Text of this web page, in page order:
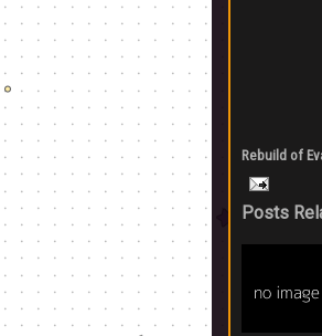
Rebuild of
Posts